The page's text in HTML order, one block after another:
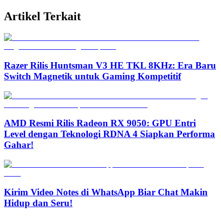
Artikel Terkait
Razer Rilis Huntsman V3 HE TKL 8KHz: Era Baru
Switch Magnetik untuk Gaming Kompetitif
AMD Resmi Rilis Radeon RX 9050: GPU Entri
Level dengan Teknologi RDNA 4 Siapkan Performa
Gahar!
Kirim Video Notes di WhatsApp Biar Chat Makin
Hidup dan Seru!